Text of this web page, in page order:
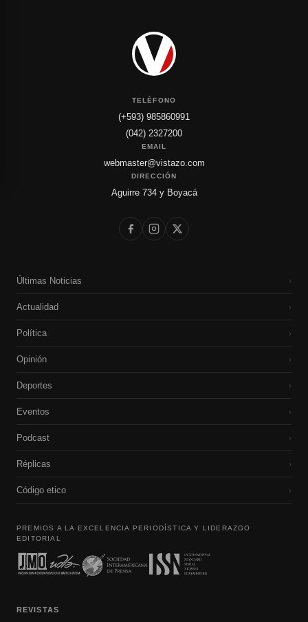
TELÉFONO
(+593) 985860991
(042) 2327200
EMAIL
webmaster@vistazo.com
DIRECCIÓN
Aguirre 734 y Boyacá
Últimas Noticias ›
Actualidad ›
Política ›
Opinión ›
Deportes ›
Eventos ›
Podcast ›
Réplicas ›
Código etico ›
PREMIOS A LA EXCELENCIA PERIODÍSTICA Y LIDERAZGO
EDITORIAL
REVISTAS